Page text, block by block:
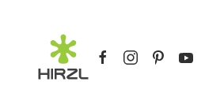
Skip to main content